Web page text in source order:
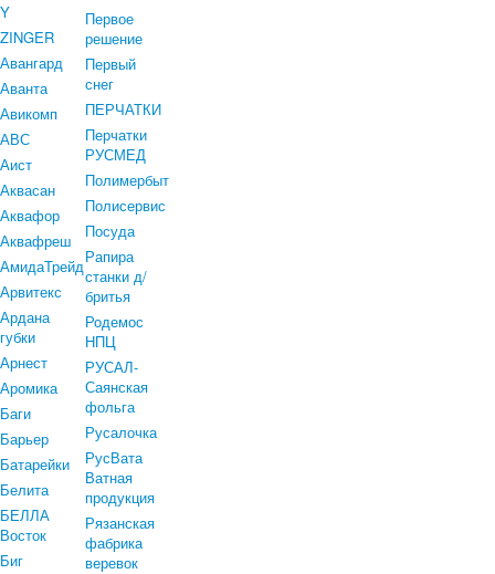
Y
ZINGER
Авангард
Аванта
Авикомп
АВС
Аист
Аквасан
Аквафор
Аквафреш
АмидаТрейд
Арвитекс
Ардана
губки
Арнест
Аромика
Баги
Барьер
Батарейки
Белита
БЕЛЛА
Восток
Биг
Первое
решение
Первый
снег
ПЕРЧАТКИ
Перчатки
РУСМЕД
Полимербыт
Полисервис
Посуда
Рапира
станки д/
бритья
Родемос
НПЦ
РУСАЛ-
Саянская
фольга
Русалочка
РусВата
Ватная
продукция
Рязанская
фабрика
веревок